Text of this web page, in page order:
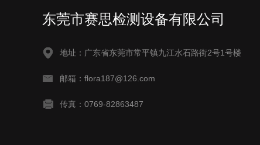
东莞市赛思检测设备有限公司
地址：广东省东莞市常平镇九江水石路街2号1号楼
邮箱：flora187@126.com
传真：0769-82863487